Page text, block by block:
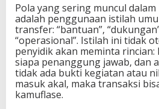
Pola yang sering muncul
adalah penggunaan istilah
transfer: “bantuan”,
“operasional”. Istilah ini tidak
penyidik akan meminta rincian:
siapa penanggung jawab, dan
tidak ada bukti kegiatan atau
masuk akal, maka transaksi
kamuflase.